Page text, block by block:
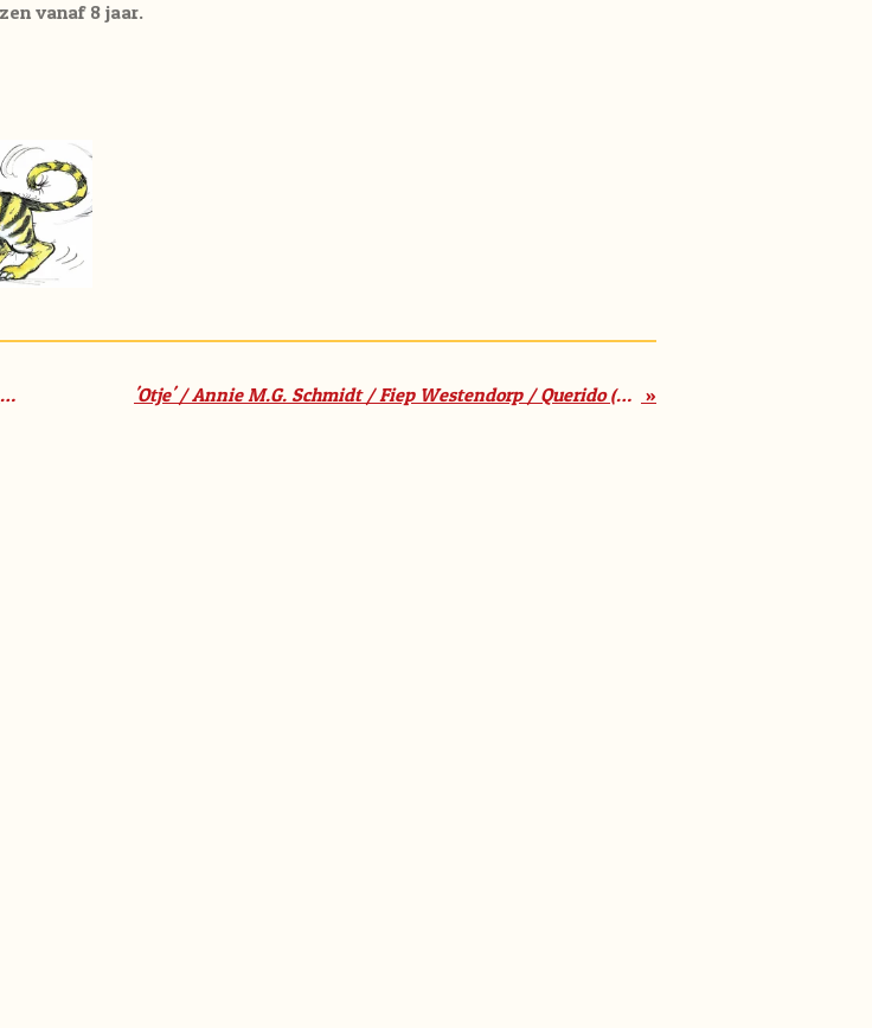
vanaf 8 jaar.
De mooiste Jubelientjes / Hans Hagen en Philip Hopman / Querido (6+) 'Otje' / Annie M.G. Schmidt / Fiep Westendorp / Querido (voorlezen 5+ / zelf lezen 8+) »